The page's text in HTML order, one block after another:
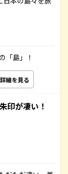
「島」！
詳細を見る
印が凄い！